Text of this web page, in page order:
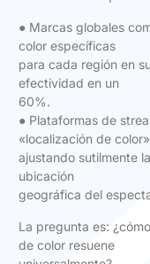
● Marcas globales
color específicas
para cada región en
efectividad en un
60%.
● Plataformas de
«localización de color»,
ajustando sutilmente
ubicación
geográfica del
La pregunta es:
de color resuene